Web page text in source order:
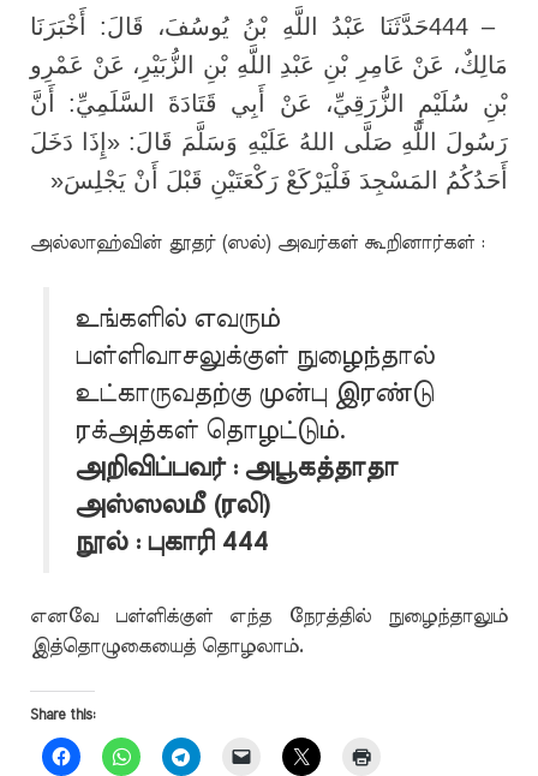
444 –حَدَّثَنَا عَبْدُ اللَّهِ بْنُ يُوسُفَ، قَالَ: أَخْبَرَنَا
مَالِكٌ، عَنْ عَامِرِ بْنِ عَبْدِ اللَّهِ بْنِ الزُّبَيْرِ، عَنْ عَمْرِو
بْنِ سُلَيْمٍ الزُّرَقِيِّ، عَنْ أَبِي قَتَادَةَ السَّلَمِيِّ: أَنَّ
رَسُولَ اللَّهِ صَلَّى اللهُ عَلَيْهِ وَسَلَّمَ قَالَ: «إِذَا دَخَلَ
أَحَدُكُمُ المَسْجِدَ فَلْيَرْكَعْ رَكْعَتَيْنِ قَبْلَ أَنْ يَجْلِسَ»
அல்லாஹ்வின் தூதர் (ஸல்) அவர்கள் கூறினார்கள் :
உங்களில் எவரும்
பள்ளிவாசலுக்குள் நுழைந்தால்
உட்காருவதற்கு முன்பு இரண்டு
ரக்அத்கள் தொழட்டும்.
அறிவிப்பவர் : அபூகத்தாதா
அஸ்ஸலமீ (ரலி)
நூல் : புகாரி 444
எனவே பள்ளிக்குள் எந்த நேரத்தில் நுழைந்தாலும்
இத்தொழுகையைத் தொழலாம்.
Share this: